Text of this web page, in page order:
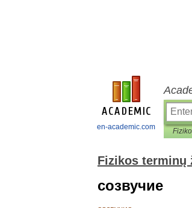
en-academic.com
Fizikos terminų
созвучие